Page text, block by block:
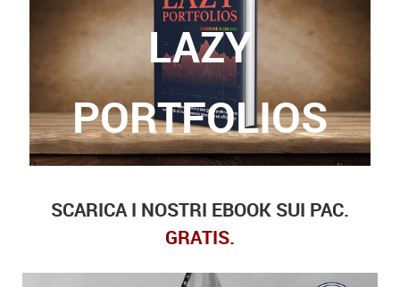
Grazie a questo libro, potrete finalmente trovare
le risposte a queste domande.
LAZY
PORTFOLIOS
SCARICA I NOSTRI EBOOK SUI PAC.
GRATIS.